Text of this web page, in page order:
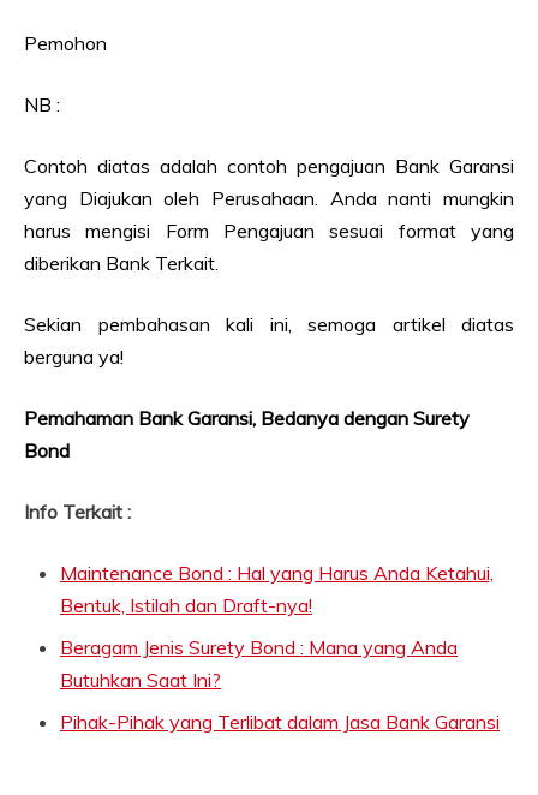
Pemohon
NB :
Contoh diatas adalah contoh pengajuan Bank Garansi
yang Diajukan oleh Perusahaan. Anda nanti mungkin
harus mengisi Form Pengajuan sesuai format yang
diberikan Bank Terkait.
Sekian pembahasan kali ini, semoga artikel diatas
berguna ya!
Pemahaman Bank Garansi, Bedanya dengan Surety
Bond
Info Terkait :
Maintenance Bond : Hal yang Harus Anda Ketahui,
Bentuk, Istilah dan Draft-nya!
Beragam Jenis Surety Bond : Mana yang Anda
Butuhkan Saat Ini?
Pihak-Pihak yang Terlibat dalam Jasa Bank Garansi